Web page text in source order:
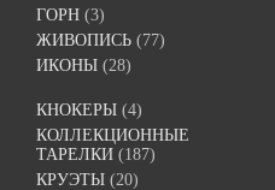
ГОРН (3)
ЖИВОПИСЬ (77)
ИКОНЫ (28)
КНОКЕРЫ (4)
КОЛЛЕКЦИОННЫЕ
ТАРЕЛКИ (187)
КРУЭТЫ (20)